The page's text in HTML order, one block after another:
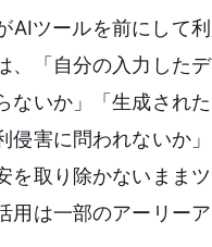
AIツールを前にして
、「自分の入力した
ないか」「生成され
侵害に問われないか
を取り除かないまま
用は一部のアーリー